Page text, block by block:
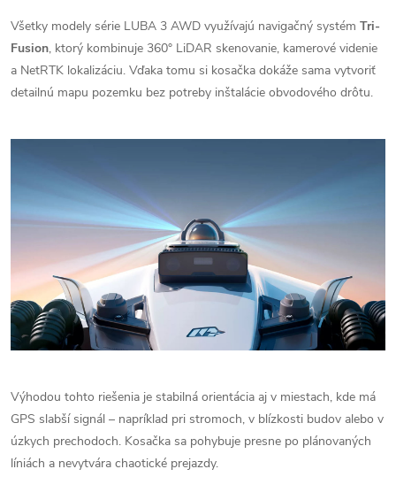
Všetky modely série LUBA 3 AWD využívajú navigačný systém Tri-
Fusion, ktorý kombinuje 360° LiDAR skenovanie, kamerové videnie
a NetRTK lokalizáciu. Vďaka tomu si kosačka dokáže sama vytvoriť
detailnú mapu pozemku bez potreby inštalácie obvodového drôtu.
Výhodou tohto riešenia je stabilná orientácia aj v miestach, kde má
GPS slabší signál – napríklad pri stromoch, v blízkosti budov alebo v
úzkych prechodoch. Kosačka sa pohybuje presne po plánovaných
líniách a nevytvára chaotické prejazdy.